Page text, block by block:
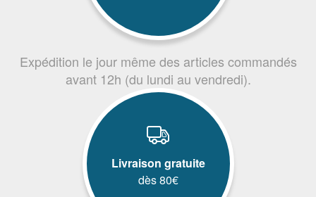
Expédition le jour même des articles commandés
avant 12h (du lundi au vendredi).
Livraison gratuite
dès 80€